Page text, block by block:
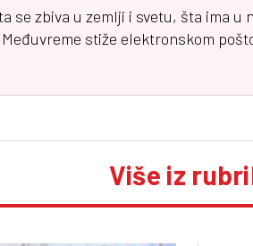
se zbiva u zemlji i svetu, šta ima u
Međuvreme stiže elektronskom
Više iz